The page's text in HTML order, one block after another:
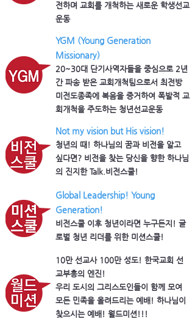
​전하며 교회를 개척하는 새로운 학생선교
운동
YGM (Young Generation
Missionary)
20~30대 단기사역자들을 중심으로 2년
간 파송 받은 교회개척팀으로서 최전방
미전도종족에 복음을 증거하여 폭발적 교
회개척을 주도하는 청년선교운동
Not my vision but His vision!
청년의 때! 하나님의 꿈과 비전을 알고
싶다면? 비전을 찾는 당신을 향한 하나님
의 진지한 Talk.비전스쿨!
Global Leadership! Young
Generation!
​비전스쿨 이후 청년이라면 누구든지! 글
로벌 청년 리더를 위한 미션스쿨!
10만 선교사 100만 성도! 한국교회 선
교부흥의 엔진!
​우리 도시의 그리스도인들이 함께 모여
모든 민족을 올려드리는 예배! 하나님이
찾으시는 예배! 월드미션!!!